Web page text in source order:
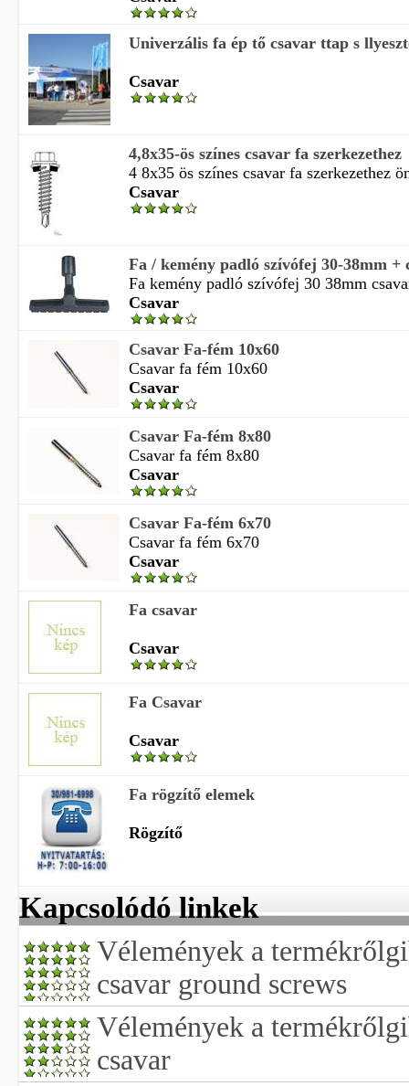
Univerzális fa ép tő csavar ttap s
Csavar
4,8x35-ös színes csavar fa szerkezethez
4 8x35 ös színes csavar fa szerkezethez
Csavar
Fa / kemény padló szívófej 30-38mm +
Fa kemény padló szívófej 30 38mm
Csavar
Csavar Fa-fém 10x60
Csavar fa fém 10x60
Csavar
Csavar Fa-fém 8x80
Csavar fa fém 8x80
Csavar
Csavar Fa-fém 6x70
Csavar fa fém 6x70
Csavar
Fa csavar
Csavar
Fa Csavar
Csavar
Fa rögzítő elemek
Rögzítő
Kapcsolódó linkek
Vélemények a
csavar ground screws
Vélemények a
csavar